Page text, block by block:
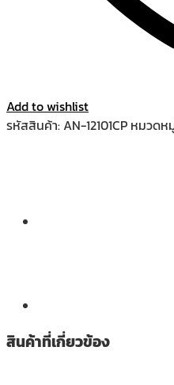
Add to wishlist
รหัสสินค้า:AN-12101CP หมวดห
สินค้าที่เกี่ยวข้อง